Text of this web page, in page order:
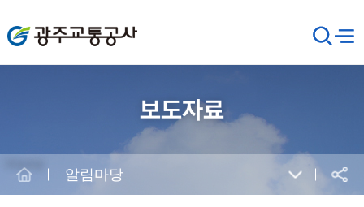
광주교통공사
검
색
창
메뉴
보도자료
공유
알림마당